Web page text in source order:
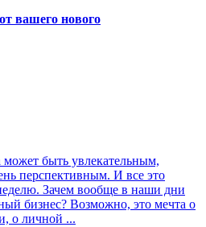
вашего нового
быть увлекательным,
перспективным. И все это
Зачем вообще в наши дни
бизнес? Возможно, это мечта о
о личной ...